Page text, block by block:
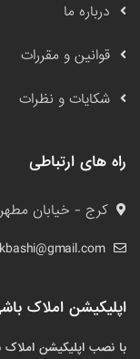
درباره ما
قوانین و مقررات
شکایات و نظرات
راه های ارتباطی
کرج - خیابان
اپلیکیشن املاک
با نصب اپلیکیشن املاک